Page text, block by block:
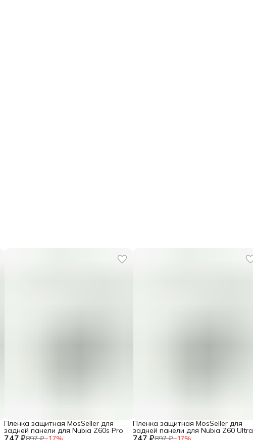
Пленка защитная MosSeller для
задней панели для Nubia Z60s Pro
Пленка защитная MosSeller для
задней панели для Nubia Z60 Ultra
Leading Version